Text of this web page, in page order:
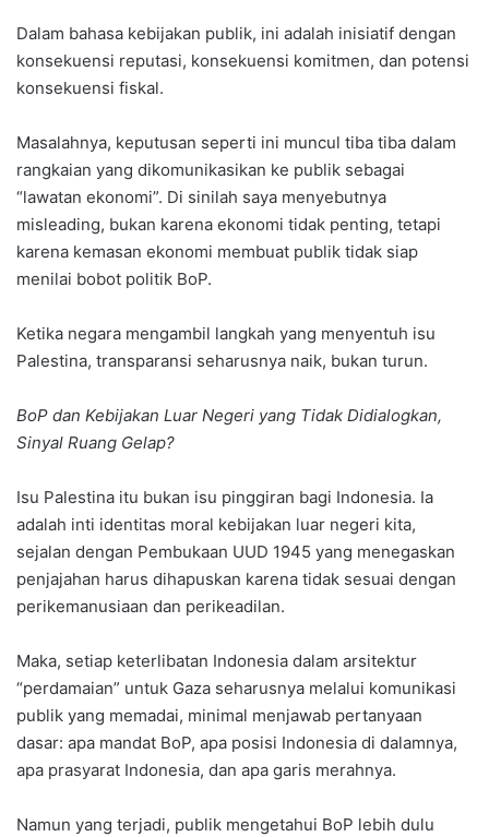
Dalam bahasa kebijakan publik, ini adalah inisiatif dengan
konsekuensi reputasi, konsekuensi komitmen, dan potensi
konsekuensi fiskal.
Masalahnya, keputusan seperti ini muncul tiba tiba dalam
rangkaian yang dikomunikasikan ke publik sebagai
“lawatan ekonomi”. Di sinilah saya menyebutnya
misleading, bukan karena ekonomi tidak penting, tetapi
karena kemasan ekonomi membuat publik tidak siap
menilai bobot politik BoP.
Ketika negara mengambil langkah yang menyentuh isu
Palestina, transparansi seharusnya naik, bukan turun.
BoP dan Kebijakan Luar Negeri yang Tidak Didialogkan,
Sinyal Ruang Gelap?
Isu Palestina itu bukan isu pinggiran bagi Indonesia. Ia
adalah inti identitas moral kebijakan luar negeri kita,
sejalan dengan Pembukaan UUD 1945 yang menegaskan
penjajahan harus dihapuskan karena tidak sesuai dengan
perikemanusiaan dan perikeadilan.
Maka, setiap keterlibatan Indonesia dalam arsitektur
“perdamaian” untuk Gaza seharusnya melalui komunikasi
publik yang memadai, minimal menjawab pertanyaan
dasar: apa mandat BoP, apa posisi Indonesia di dalamnya,
apa prasyarat Indonesia, dan apa garis merahnya.
Namun yang terjadi, publik mengetahui BoP lebih dulu